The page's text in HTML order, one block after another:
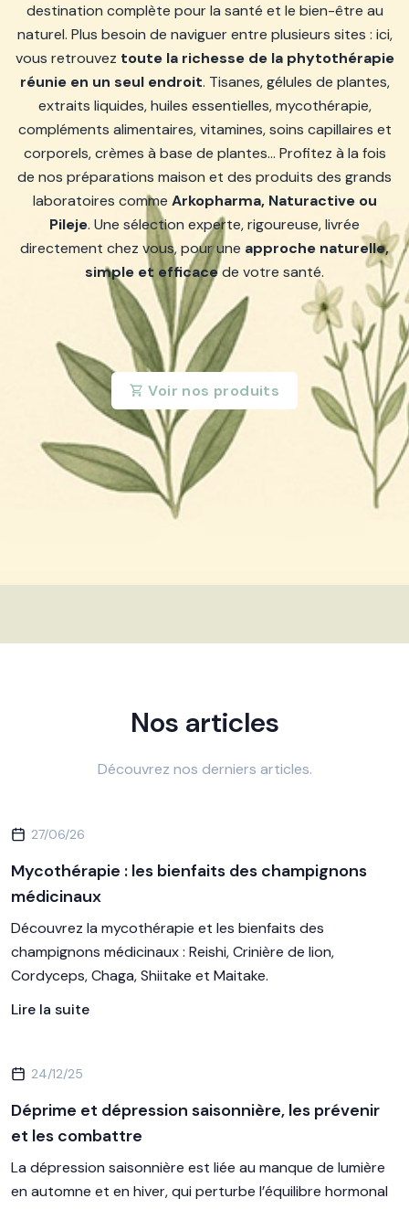
destination complète pour la santé et le bien-être au
naturel. Plus besoin de naviguer entre plusieurs sites : ici,
vous retrouvez toute la richesse de la phytothérapie
réunie en un seul endroit. Tisanes, gélules de plantes,
extraits liquides, huiles essentielles, mycothérapie,
compléments alimentaires, vitamines, soins capillaires et
corporels, crèmes à base de plantes… Profitez à la fois
de nos préparations maison et des produits des grands
laboratoires comme Arkopharma, Naturactive ou
Pileje. Une sélection experte, rigoureuse, livrée
directement chez vous, pour une approche naturelle,
simple et efficacede votre santé.
Voir nos produits
Nos articles
Découvrez nos derniers articles.
27/06/26
Mycothérapie : les bienfaits des champignons
médicinaux
Découvrez la mycothérapie et les bienfaits des
champignons médicinaux : Reishi, Crinière de lion,
Cordyceps, Chaga, Shiitake et Maitake.
Lire la suite
24/12/25
Déprime et dépression saisonnière, les prévenir
et les combattre
La dépression saisonnière est liée au manque de lumière
en automne et en hiver, qui perturbe l’équilibre hormonal